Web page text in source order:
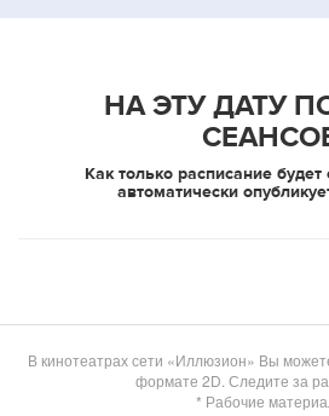
НА ЭТУ ДАТУ
Как только расписание
автоматически
В кинотеатрах сети «Иллюзион» Вы
формате 2D. Следите за
* Рабочие